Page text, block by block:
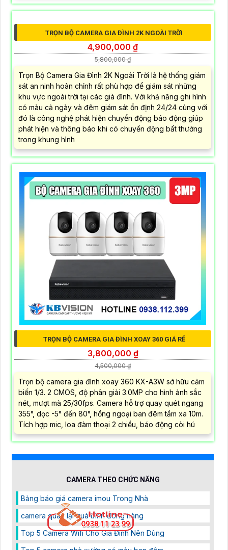
TRỌN BỘ CAMERA GIA ĐÌNH 2K NGOÀI TRỜI
4,900,000 ₫
5,800,000 ₫
Trọn Bộ Camera Gia Đình 2K Ngoài Trời là hệ thống giám
sát an ninh hoàn chỉnh rất phù hợp để giám sát những
khu vực ngoài trời tại các già đình. Với khả năng ghi hình
có màu cả ngày và đêm giám sát ổn định 24/24 cùng với
đó là công nghệ phát hiện chuyển động báo động giúp
phát hiện và thông báo khi có chuyển động bất thường
trong khung hình
TRỌN BỘ CAMERA GIA ĐÌNH XOAY 360 GIÁ RẺ
3,800,000 ₫
4,500,000 ₫
Trọn bộ camera gia đình xoay 360 KX-A3W sở hữu cảm
biến 1/3. 2 CMOS, độ phân giải 3.0MP cho hình ảnh sắc